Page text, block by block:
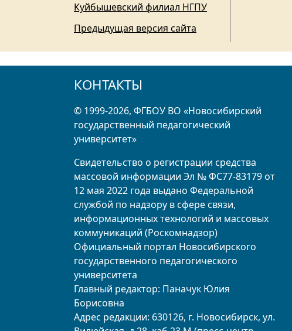
Куйбышевский филиал НГПУ
Предыдущая версия сайта
КОНТАКТЫ
© 1999-2026, ФГБОУ ВО «Новосибирский
государственный педагогический
университет»
Свидетельство о регистрации средства
массовой информации Эл № ФС77-83179 от
12 мая 2022 года выдано Федеральной
службой по надзору в сфере связи,
информационных технологий и массовых
коммуникаций (Роскомнадзор)
Официальный портал Новосибирского
государственного педагогического
университета
Главный редактор: Паначук Юлия
Борисовна
Адрес редакции: 630126, г. Новосибирск, ул.